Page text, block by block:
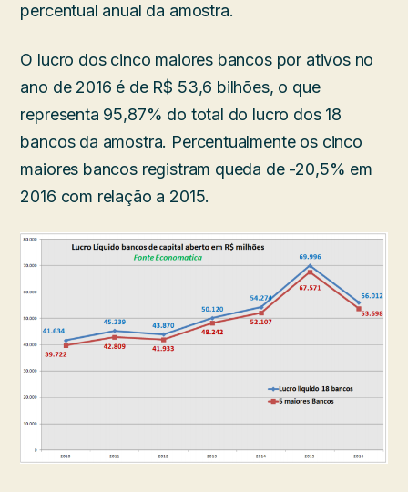
percentual anual da amostra.
O lucro dos cinco maiores bancos por ativos no
ano de 2016 é de R$ 53,6 bilhões, o que
representa 95,87% do total do lucro dos 18
bancos da amostra. Percentualmente os cinco
maiores bancos registram queda de -20,5% em
2016 com relação a 2015.